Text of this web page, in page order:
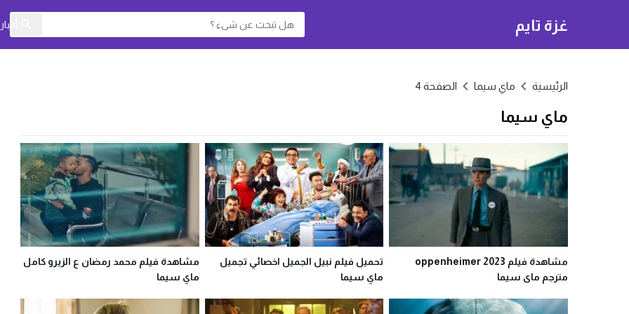
غزة تايم
الرئيسية ماي سيما الصفحة 4
ماي سيما
مشاهدة فيلم oppenheimer 2023
مترجم ماى سيما
تحميل فيلم نبيل الجميل اخصائي تجميل
ماي سيما
مشاهدة فيلم محمد رمضان ع الزيرو كامل
ماي سيما